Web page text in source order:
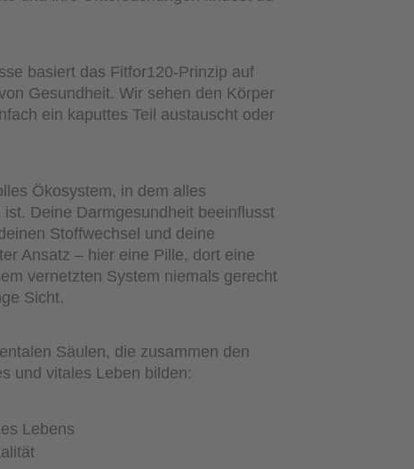
basiert das Fitfor120-Prinzip auf
Gesundheit. Wir sehen den Körper
ein kaputtes Teil austauscht oder
Ökosystem, in dem alles
Deine Darmgesundheit beeinflusst
Stoffwechsel und deine
Ansatz – hier eine Pille, dort eine
vernetzten System niemals gerecht
Sicht.
Säulen, die zusammen den
und vitales Leben bilden:
Lebens